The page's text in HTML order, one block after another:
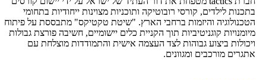
בתכנות לילדים, קורסי רובוטיקה ותוכניות מצוינות ייחודיות בתחומי
הטכנולוגיה והיזמות ברחבי הארץ. "שיטת טקטיקס" מתבססת על פיתוח
מיומנויות קוגניטיביות תוך הקניית כלים יישומיים, חשיבה פורצת גבולות
ויכולות ביצוע גבוהות לצד העצמה אישית והתמודדות מוצלחת עם
אתגרים מורכבים ומגוונים.